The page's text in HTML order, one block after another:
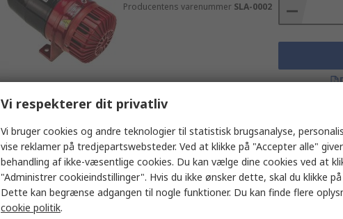
Producentens varenummer SLA-0002
På lager
Klaxon SLC Sirene, 230V ac/dc
RS-varenummer289-2003
Producentens varenummer SLC-0002
Indhold (1
Kr. 5.642,95
Antal
Vi respekterer dit privatliv
Vi bruger cookies og andre teknologier til statistisk brugsanalyse,
vise reklamer på tredjepartswebsteder. Ved at klikke på "Accepter alle"
behandling af ikke-væsentlige cookies. Du kan vælge dine cookies ved at
"Administrer cookieindstillinger". Hvis du ikke ønsker dette, skal du klikke
Dette kan begrænse adgangen til nogle funktioner. Du kan finde flere
cookie politik.